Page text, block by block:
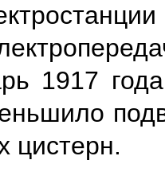
1917
цистерн.